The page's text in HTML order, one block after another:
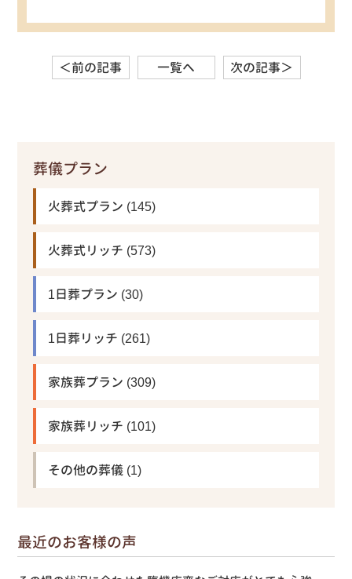
＜前の記事 一覧へ 次の記事＞
葬儀プラン
火葬式プラン (145)
火葬式リッチ (573)
1日葬プラン (30)
1日葬リッチ (261)
家族葬プラン (309)
家族葬リッチ (101)
その他の葬儀 (1)
最近のお客様の声